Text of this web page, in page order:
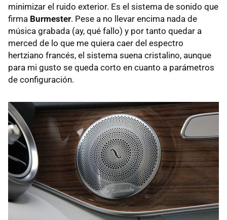
minimizar el ruido exterior. Es el sistema de sonido que
firma Burmester. Pese a no llevar encima nada de
música grabada (ay, qué fallo) y por tanto quedar a
merced de lo que me quiera caer del espectro
hertziano francés, el sistema suena cristalino, aunque
para mi gusto se queda corto en cuanto a parámetros
de configuración.